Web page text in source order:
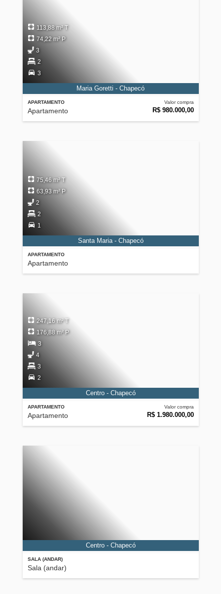
APARTAMENTO
Apartamento
Valor compra
R$ 980.000,00
113,88 m² T
74,22 m² P
3
2
3
Maria Goretti - Chapecó
APARTAMENTO
Apartamento
75,46 m² T
63,93 m² P
2
2
1
Santa Maria - Chapecó
APARTAMENTO
Apartamento
Valor compra
R$ 1.980.000,00
247,16 m² T
176,88 m² P
3
4
3
2
Centro - Chapecó
SALA (ANDAR)
Sala (andar)
Centro - Chapecó